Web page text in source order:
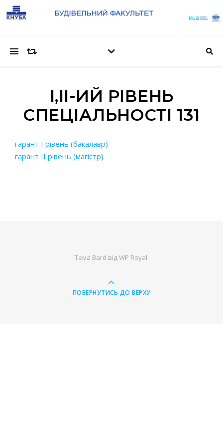
І,ІІ-ИЙ РІВЕНЬ
СПЕЦІАЛЬНОСТІ 131
гарант І рівень (бакалавр)
гарант ІІ рівень (магістр)
Тема Bard відWP Royal.
ПОВЕРНУТИСЬ ДО ВЕРХУ